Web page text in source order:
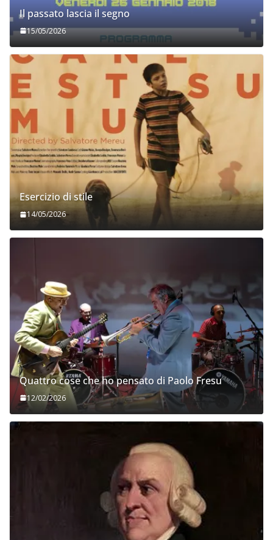
Il passato lascia il segno
15/05/2026
Esercizio di stile
14/05/2026
Quattro cose che ho pensato di Paolo Fresu
12/02/2026